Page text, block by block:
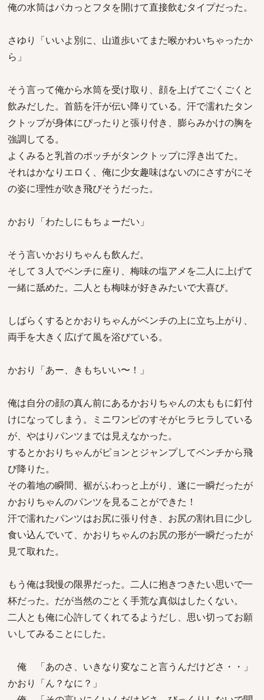
俺の水筒はパカっとフタを開けて直接飲むタイプだった。
さゆり「いいよ別に、山道歩いてまた喉かわいちゃったか
ら」
そう言って俺から水筒を受け取り、顔を上げてごくごくと
飲みだした。首筋を汗が伝い降りている。汗で濡れたタン
クトップが身体にぴったりと張り付き、膨らみかけの胸を
強調してる。
よくみると乳首のポッチがタンクトップに浮き出てた。
それはかなりエロく、俺に少女趣味はないのにさすがにそ
の姿に理性が吹き飛びそうだった。
かおり「わたしにもちょーだい」
そう言いかおりちゃんも飲んだ。
そして３人でベンチに座り、梅味の塩アメを二人に上げて
一緒に舐めた。二人とも梅味が好きみたいで大喜び。
しばらくするとかおりちゃんがベンチの上に立ち上がり、
両手を大きく広げて風を浴びている。
かおり「あー、きもちいい〜！」
俺は自分の顔の真ん前にあるかおりちゃんの太ももに釘付
けになってしまう。ミニワンピのすそがヒラヒラしている
が、やはりパンツまでは見えなかった。
するとかおりちゃんがピョンとジャンプしてベンチから飛
び降りた。
その着地の瞬間、裾がふわっと上がり、遂に一瞬だったが
かおりちゃんのパンツを見ることができた！
汗で濡れたパンツはお尻に張り付き、お尻の割れ目に少し
食い込んでいて、かおりちゃんのお尻の形が一瞬だったが
見て取れた。
もう俺は我慢の限界だった。二人に抱きつきたい思いで一
杯だった。だが当然のごとく手荒な真似はしたくない。
二人とも俺に心許してくれてるようだし、思い切ってお願
いしてみることにした。
俺 「あのさ、いきなり変なこと言うんだけどさ・・」
かおり「ん？なに？」